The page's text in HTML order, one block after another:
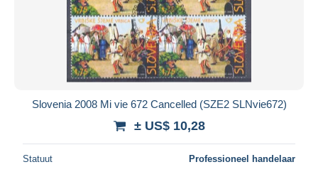
Slovenia 2008 Mi vie 672 Cancelled (SZE2 SLNvie672)
± US$ 10,28
Statuut Professioneel handelaar